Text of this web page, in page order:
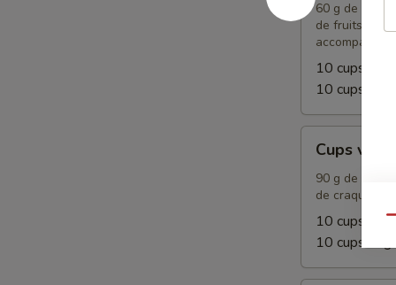
60 g de
de fruits frais,
10 cups
10 cups
végétariens
Cups
90 g de
de craquelins
10 cups
10 cups